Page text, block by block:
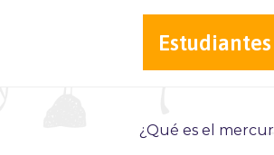
Estudiantes
¿Qué es el